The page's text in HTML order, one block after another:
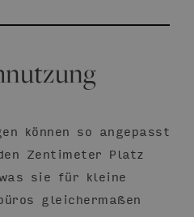
können so angepasst
Zentimeter Platz
sie für kleine
gleichermaßen